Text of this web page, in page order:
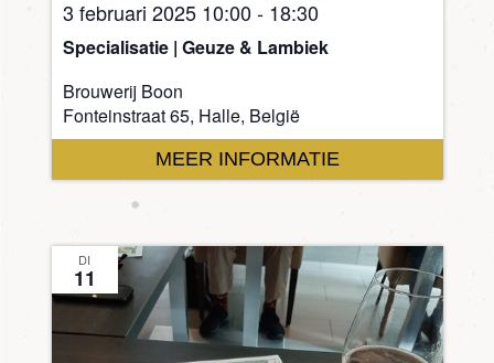
3 februari 2025 10:00 - 18:30
Specialisatie | Geuze & Lambiek
Brouwerij Boon
Fonteinstraat 65, Halle, België
MEER INFORMATIE
DI
11